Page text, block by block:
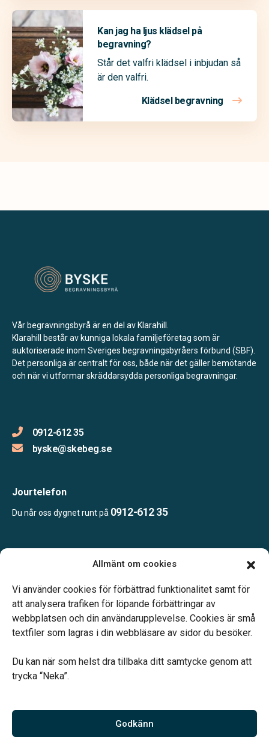
Allmänt om cookies
Vi använder cookies för förbättrad funktionalitet samt för
att analysera trafiken för löpande förbättringar av
webbplatsen och din användarupplevelse. Cookies är små
textfiler som lagras i din webbläsare av sidor du besöker.
Du kan när som helst dra tillbaka ditt samtycke genom att
trycka “Neka”.
Godkänn
Kan jag ha ljus klädsel på
begravning?
Står det valfri klädsel i inbjudan så
är den valfri.
Klädsel begravning
Vår begravningsbyrå är en del av Klarahill.
Klarahill består av kunniga lokala familjeföretag som är
auktoriserade inom Sveriges begravningsbyråers förbund (SBF).
Det personliga är centralt för oss, både när det gäller bemötande
och när vi utformar skräddarsydda personliga begravningar.
0912-612 35
byske@skebeg.se
Jourtelefon
Du når oss dygnet runt på 0912-612 35
en tid.
Vårt systerbolag Verahill hjälper dig med familjejuridiken –